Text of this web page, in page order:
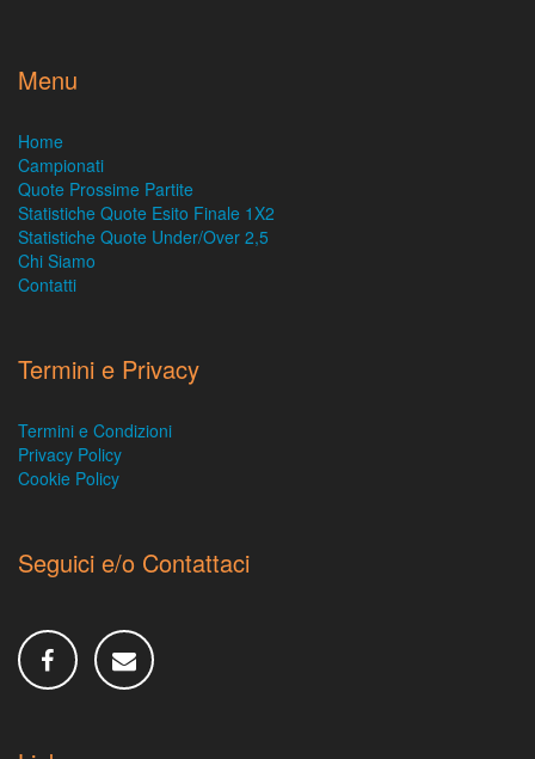
Menu
Home
Campionati
Quote Prossime Partite
Statistiche Quote Esito Finale 1X2
Statistiche Quote Under/Over 2,5
Chi Siamo
Contatti
Termini e Privacy
Termini e Condizioni
Privacy Policy
Cookie Policy
Seguici e/o Contattaci